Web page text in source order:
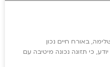
באורח חיים נכון
כי תזונה נכונה מיטיבה עם